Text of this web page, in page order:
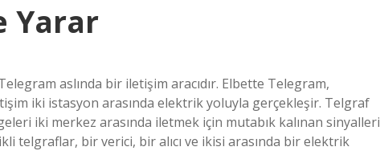
Yarar
aslında bir iletişim aracıdır. Elbette Telegram,
iki istasyon arasında elektrik yoluyla gerçekleşir. Telgraf
iki merkez arasında iletmek için mutabık kalınan sinyalleri
telgraflar, bir verici, bir alıcı ve ikisi arasında bir elektrik